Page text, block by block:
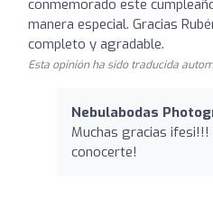
conmemorado este
manera especial. Gracias
completo y agradable.
Esta opinión ha sido traducida
Nebulabodas
Muchas gracias ifesi!!!
conocerte!